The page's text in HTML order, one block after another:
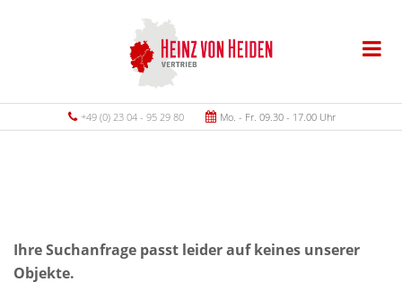
+49 (0) 23 04 - 95 29 80 Mo. - Fr. 09.30 - 17.00 Uhr
Ihre Suchanfrage passt leider auf keines unserer
Objekte.